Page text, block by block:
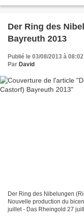
Der Ring des
Bayreuth 2013
Publié le 03/08/2013 à 08:02
Par David
Der Ring des Nibelungen
Nouvelle production du
juillet - Das Rheingold 27